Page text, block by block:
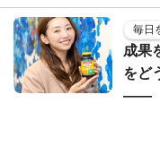
毎日
成果
をど
——